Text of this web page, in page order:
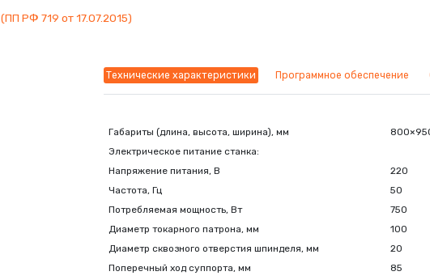
(ПП РФ 719 от 17.07.2015)
Технические характеристики Программное обеспечение
Габариты (длина, высота, ширина), мм
Электрическое питание станка:
Напряжение питания, В
220
Частота, Гц
50
Потребляемая мощность, Вт
750
Диаметр токарного патрона, мм
100
Диаметр сквозного отверстия шпинделя, мм
20
Поперечный ход суппорта, мм
85